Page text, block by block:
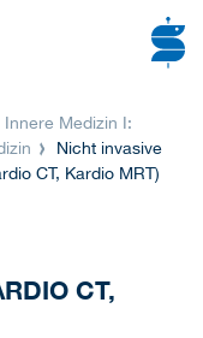
Innere Medizin I:
Nicht invasive
CT, Kardio MRT)
CT,